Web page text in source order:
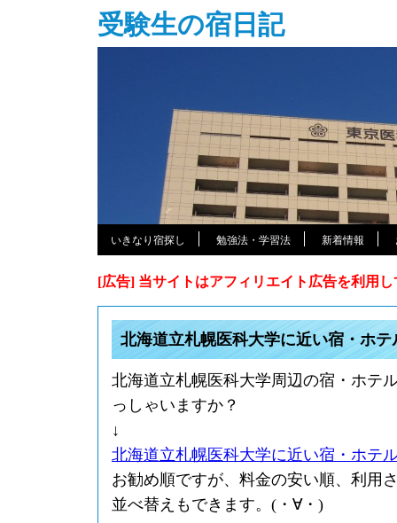
受験生の宿日記
いきなり宿探し 勉強法・学習法 新着情報
[広告] 当サイトはアフィリエイト広告を利用
北海道立札幌医科大学に近い宿・ホテ
北海道立札幌医科大学周辺の宿・ホテ
っしゃいますか？
↓
北海道立札幌医科大学に近い宿・ホテ
お勧め順ですが、料金の安い順、利用
並べ替えもできます。(・∀・)